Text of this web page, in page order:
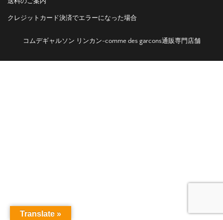
クレジットカード決済でエラーになった場合
コムデギャルソン リンカン-comme des garcons通販専門店舗
Translate »